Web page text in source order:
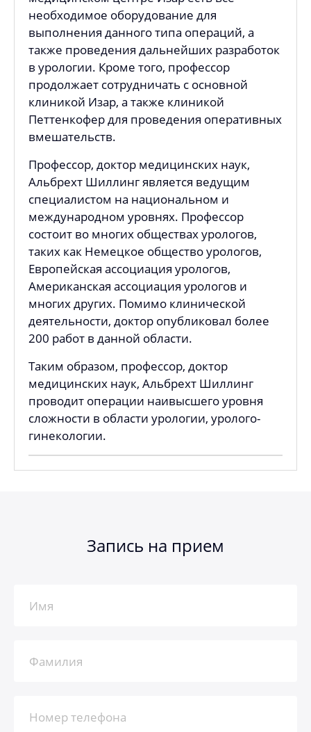
необходимое оборудование для
выполнения данного типа операций, а
также проведения дальнейших разработок
в урологии. Кроме того, профессор
продолжает сотрудничать с основной
клиникой Изар, а также клиникой
Петтенкофер для проведения оперативных
вмешательств.
Профессор, доктор медицинских наук,
Альбрехт Шиллинг является ведущим
специалистом на национальном и
международном уровнях. Профессор
состоит во многих обществах урологов,
таких как Немецкое общество урологов,
Европейская ассоциация урологов,
Американская ассоциация урологов и
многих других. Помимо клинической
деятельности, доктор опубликовал более
200 работ в данной области.
Таким образом, профессор, доктор
медицинских наук, Альбрехт Шиллинг
проводит операции наивысшего уровня
сложности в области урологии, уролого-
гинекологии.
Запись на прием